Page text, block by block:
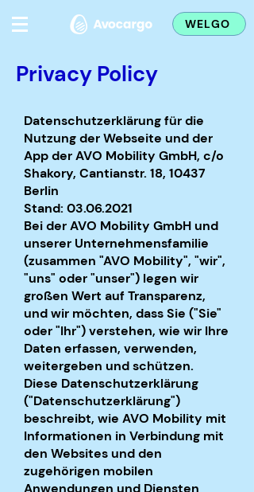
WELGO
Privacy Policy
Datenschutzerklärung für die
Nutzung der Webseite und der
App der AVO Mobility GmbH, c/o
Shakory, Cantianstr. 18, 10437
Berlin
Stand: 03.06.2021
Bei der AVO Mobility GmbH und
unserer Unternehmensfamilie
(zusammen "AVO Mobility", "wir",
"uns" oder "unser") legen wir
großen Wert auf Transparenz,
und wir möchten, dass Sie ("Sie"
oder "Ihr") verstehen, wie wir Ihre
Daten erfassen, verwenden,
weitergeben und schützen.
Diese Datenschutzerklärung
("Datenschutzerklärung")
beschreibt, wie AVO Mobility mit
Informationen in Verbindung mit
den Websites und den
zugehörigen mobilen
Anwendungen und Diensten